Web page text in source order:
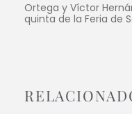
Ortega y Víctor
quinta de la Feria de